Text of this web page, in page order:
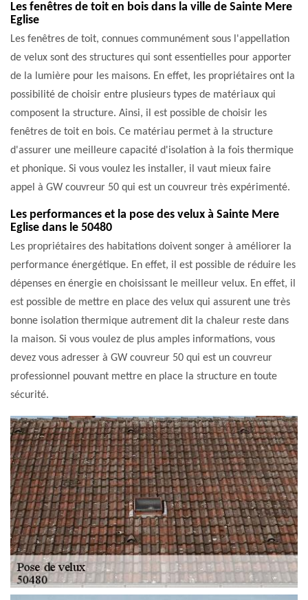
Les fenêtres de toit en bois dans la ville de Sainte Mere
Eglise
Les fenêtres de toit, connues communément sous l'appellation
de velux sont des structures qui sont essentielles pour apporter
de la lumière pour les maisons. En effet, les propriétaires ont la
possibilité de choisir entre plusieurs types de matériaux qui
composent la structure. Ainsi, il est possible de choisir les
fenêtres de toit en bois. Ce matériau permet à la structure
d'assurer une meilleure capacité d'isolation à la fois thermique
et phonique. Si vous voulez les installer, il vaut mieux faire
appel à GW couvreur 50 qui est un couvreur très expérimenté.
Les performances et la pose des velux à Sainte Mere
Eglise dans le 50480
Les propriétaires des habitations doivent songer à améliorer la
performance énergétique. En effet, il est possible de réduire les
dépenses en énergie en choisissant le meilleur velux. En effet, il
est possible de mettre en place des velux qui assurent une très
bonne isolation thermique autrement dit la chaleur reste dans
la maison. Si vous voulez de plus amples informations, vous
devez vous adresser à GW couvreur 50 qui est un couvreur
professionnel pouvant mettre en place la structure en toute
sécurité.